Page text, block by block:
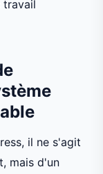
travail
il ne s'agit
mais d'un